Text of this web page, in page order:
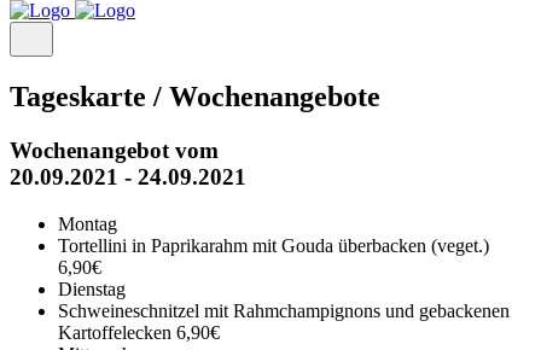
Tageskarte / Wochenangebote
Wochenangebot vom
20.09.2021 - 24.09.2021
Montag
Tortellini in Paprikarahm mit Gouda überbacken (veget.)
6,90€
Dienstag
Schweineschnitzel mit Rahmchampignons und gebackenen
Kartoffelecken 6,90€